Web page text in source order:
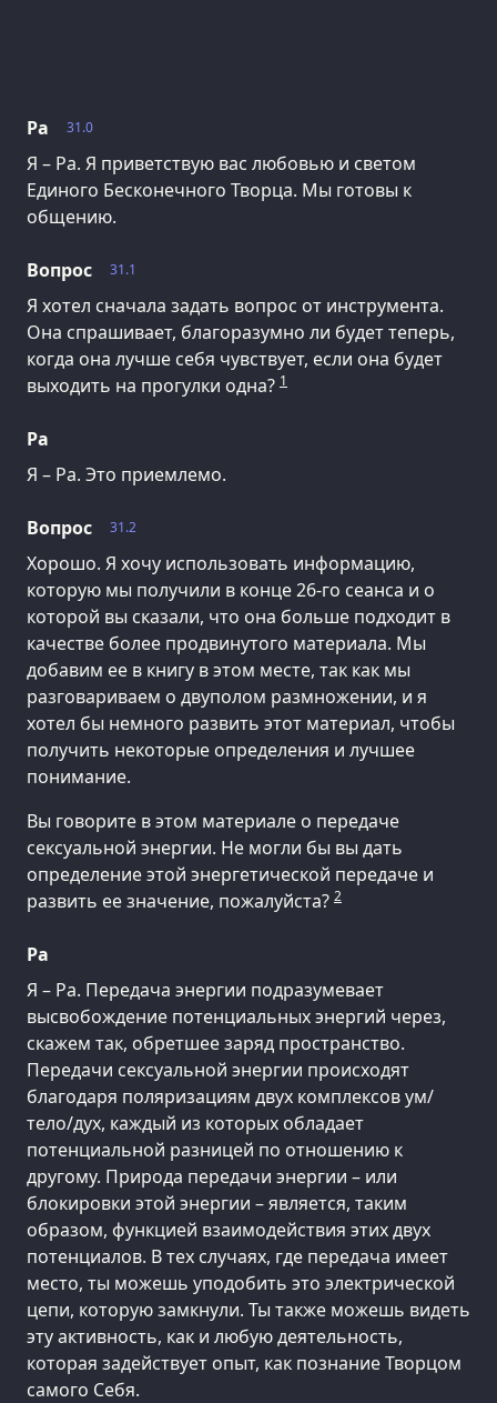
31.0
Ра
Я – Ра. Я приветствую вас любовью и светом
Единого Бесконечного Творца. Мы готовы к
общению.
31.1
Вопрос
Я хотел сначала задать вопрос от инструмента.
Она спрашивает, благоразумно ли будет теперь,
когда она лучше себя чувствует, если она будет
выходить на прогулки одна? 1
Ра
Я – Ра. Это приемлемо.
31.2
Вопрос
Хорошо. Я хочу использовать информацию,
которую мы получили в конце 26-го сеанса и о
которой вы сказали, что она больше подходит в
качестве более продвинутого материала. Мы
добавим ее в книгу в этом месте, так как мы
разговариваем о двуполом размножении, и я
хотел бы немного развить этот материал, чтобы
получить некоторые определения и лучшее
понимание.
Вы говорите в этом материале о передаче
сексуальной энергии. Не могли бы вы дать
определение этой энергетической передаче и
развить ее значение, пожалуйста? 2
Ра
Я – Ра. Передача энергии подразумевает
высвобождение потенциальных энергий через,
скажем так, обретшее заряд пространство.
Передачи сексуальной энергии происходят
благодаря поляризациям двух комплексов ум/
тело/дух, каждый из которых обладает
потенциальной разницей по отношению к
другому. Природа передачи энергии – или
блокировки этой энергии – является, таким
образом, функцией взаимодействия этих двух
потенциалов. В тех случаях, где передача имеет
место, ты можешь уподобить это электрической
цепи, которую замкнули. Ты также можешь видеть
эту активность, как и любую деятельность,
которая задействует опыт, как познание Творцом
самого Себя.